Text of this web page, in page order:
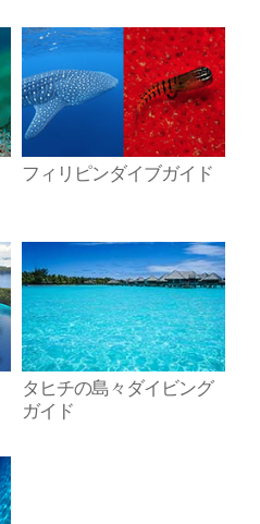
フィリピンダイブガイド
タヒチの島々ダイビング
ガイド